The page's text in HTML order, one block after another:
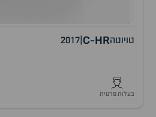
טויוטה C-HR
2017
בעלות פרטית